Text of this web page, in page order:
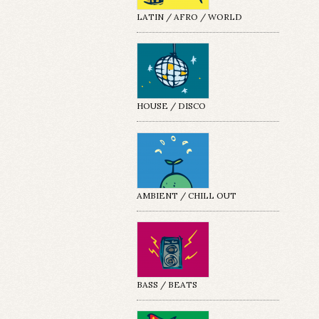
LATIN / AFRO / WORLD
HOUSE / DISCO
AMBIENT / CHILL OUT
BASS / BEATS